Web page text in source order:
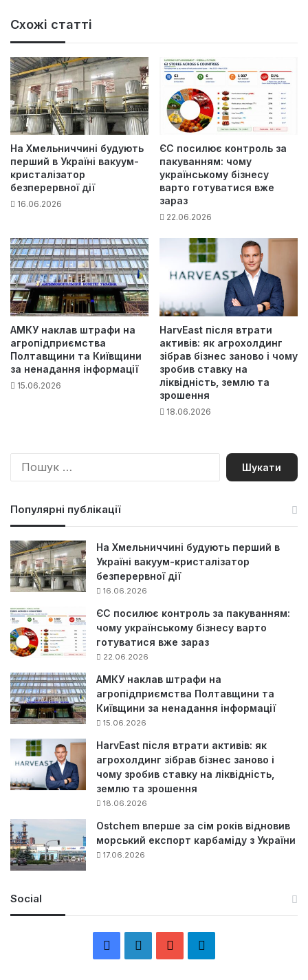
Схожі статті
На Хмельниччині будують
перший в Україні вакуум-
кристалізатор
безперервної дії
16.06.2026
ЄС посилює контроль за
пакуванням: чому
українському бізнесу
варто готуватися вже
зараз
22.06.2026
АМКУ наклав штрафи на
агропідприємства
Полтавщини та Київщини
за ненадання інформації
15.06.2026
HarvEast після втрати
активів: як агрохолдинг
зібрав бізнес заново і чому
зробив ставку на
ліквідність, землю та
зрошення
18.06.2026
П
Популярні публікації
На Хмельниччині будують перший в
Україні вакуум-кристалізатор
безперервної дії
16.06.2026
ЄС посилює контроль за пакуванням:
чому українському бізнесу варто
готуватися вже зараз
22.06.2026
АМКУ наклав штрафи на
агропідприємства Полтавщини та
Київщини за ненадання інформації
15.06.2026
HarvEast після втрати активів: як
агрохолдинг зібрав бізнес заново і
чому зробив ставку на ліквідність,
землю та зрошення
18.06.2026
Ostchem вперше за сім років відновив
морський експорт карбаміду з України
17.06.2026
Social